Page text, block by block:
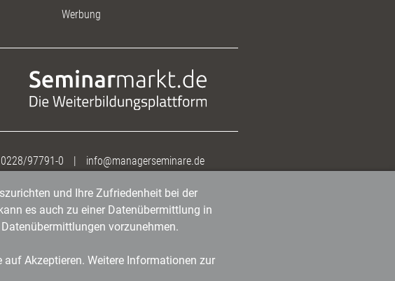
Werbung
0228/97791-0 | info@managerseminare.de
und Ihre Zufriedenheit bei der
es auch zu einer Datenübermittlung in
vorzunehmen.
Akzeptieren. Weitere Informationen zur